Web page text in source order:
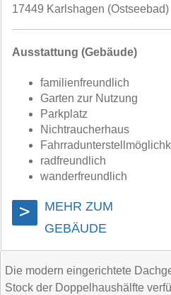
17449 Karlshagen (Ostseebad)
Ausstattung (Gebäude)
familienfreundlich
Garten zur Nutzung
Parkplatz
Nichtraucherhaus
radfreundlich
wanderfreundlich
>
MEHR ZUM
GEBÄUDE
Die modern eingerichtete
Stock der Doppelhaushälfte